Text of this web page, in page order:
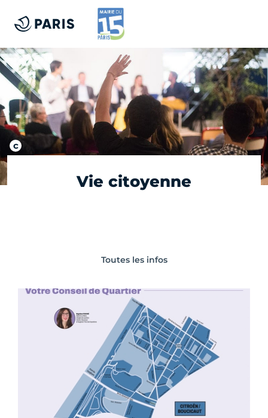
Vie citoyenne
Toutes les infos